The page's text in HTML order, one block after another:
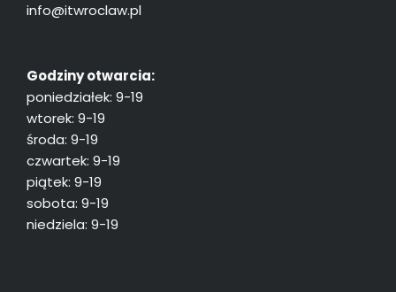
info@itwroclaw.pl
Godziny otwarcia:
poniedziałek: 9-19
wtorek: 9-19
środa: 9-19
czwartek: 9-19
piątek: 9-19
sobota: 9-19
niedziela: 9-19